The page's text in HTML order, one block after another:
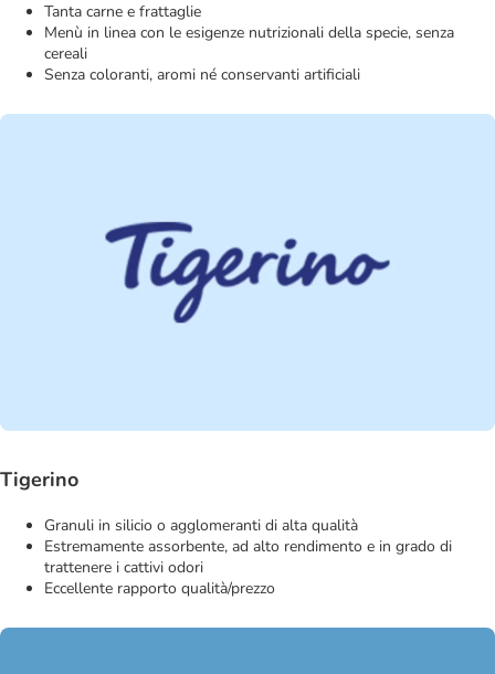
Tanta carne e frattaglie
Menù in linea con le esigenze nutrizionali della specie, senza
cereali
Senza coloranti, aromi né conservanti artificiali
Tigerino
Granuli in silicio o agglomeranti di alta qualità
Estremamente assorbente, ad alto rendimento e in grado di
trattenere i cattivi odori
Eccellente rapporto qualità/prezzo